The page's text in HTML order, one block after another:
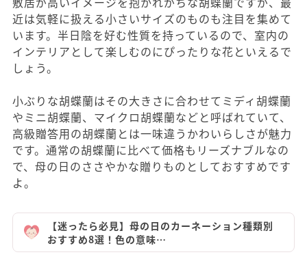
近は気軽に扱える小さいサイズのものも注目を集めて
います。半日陰を好む性質を持っているので、室内の
インテリアとして楽しむのにぴったりな花といえるで
しょう。
小ぶりな胡蝶蘭はその大きさに合わせてミディ胡蝶蘭
やミニ胡蝶蘭、マイクロ胡蝶蘭などと呼ばれていて、
高級贈答用の胡蝶蘭とは一味違うかわいらしさが魅力
です。通常の胡蝶蘭に比べて価格もリーズナブルなの
で、母の日のささやかな贈りものとしておすすめです
よ。
【迷ったら必見】母の日のカーネーション種類別
おすすめ8選！色の意味…